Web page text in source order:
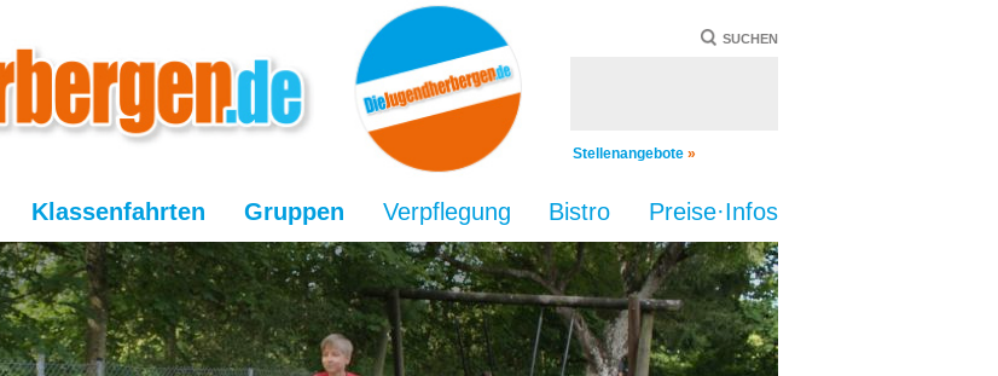
SUCHEN
Stellenangebote »
Klassenfahrten Gruppen Verpflegung Bistro Preise·Infos